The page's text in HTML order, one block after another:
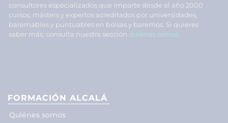
consultores especializados que imparte desde el año 2000
cursos, másters y expertos acreditados por universidades,
baremables y puntuables en bolsas y baremos. Si quieres
saber más, consulta nuestra sección quiénes somos
FORMACIÓN ALCALÁ
Quiénes somos